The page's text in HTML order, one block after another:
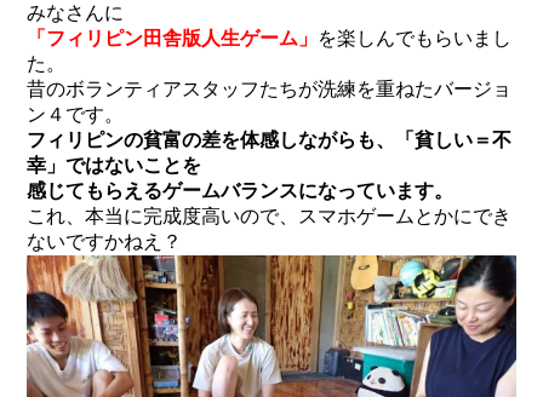
みなさんに
「フィリピン田舎版人生ゲーム」 を楽しんでもらいまし
た。
昔のボランティアスタッフたちが洗練を重ねたバージョ
ン４です。
フィリピンの貧富の差を体感しながらも、「貧しい＝不
幸」ではないことを
感じてもらえるゲームバランスになっています。
これ、本当に完成度高いので、スマホゲームとかにでき
ないですかねえ？